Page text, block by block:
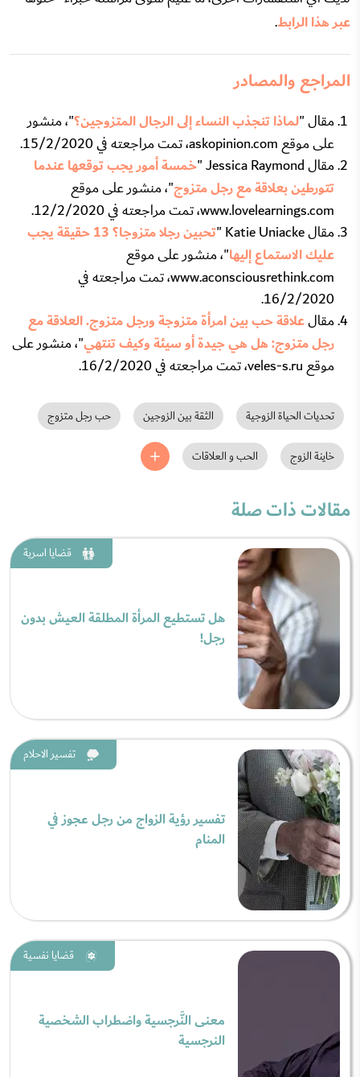
عبر هذا الرابط.
المراجع والمصادر
مقال "لماذا تنجذب النساء إلى الرجال المتزوجين؟"، منشور
على موقع askopinion.com، تمت مراجعته في 15/2/2020.
مقال Jessica Raymond "
خمسة أمور يجب توقعها عندما
تتورطين بعلاقة مع رجل متزوج"، منشور على موقع
www.lovelearnings.com، تمت مراجعته في 12/2/2020.
مقال Katie Uniacke "
تحبين رجلا متزوجا؟ 13 حقيقة يجب
عليك الاستماع إليها"، منشور على موقع
www.aconsciousrethink.com، تمت مراجعته في
16/2/2020.
مقالعلاقة حب بين امرأة متزوجة ورجل متزوج. العلاقة مع
رجل متزوج: هل هي جيدة أو سيئة وكيف تنتهي"، منشور على
موقع veles-s.ru، تمت مراجعته في 16/2/2020.
تحديات الحياة الزوجية الثقة بين الزوجين حب رجل متزوج
خاينة الزوج الحب و العلاقات
مقالات ذات صلة
قضايا اسرية
هل تستطيع المرأة المطلقة العيش بدون
رجل!
تفسير الاحلام
تفسير رؤية الزواج من رجل عجوز في
المنام
قضايا نفسية
معنى النَّرجسية واضطراب الشخصية
النرجسية